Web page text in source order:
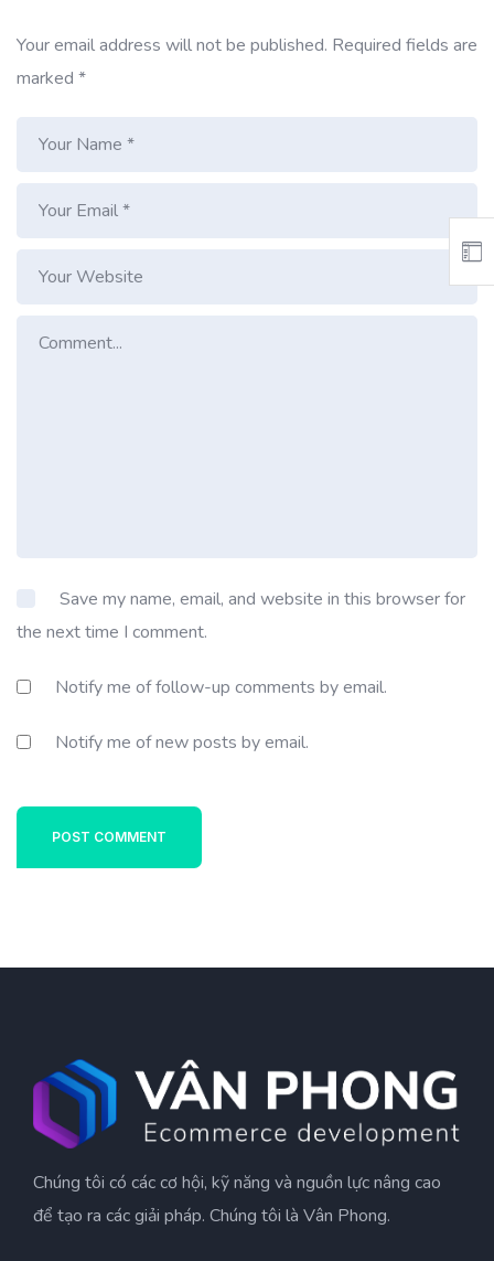
Your email address will not be published. Required fields are
marked *
Save my name, email, and website in this browser for
the next time I comment.
Notify me of follow-up comments by email.
Notify me of new posts by email.
POST COMMENT
Chúng tôi có các cơ hội, kỹ năng và nguồn lực nâng cao
để tạo ra các giải pháp. Chúng tôi là Vân Phong.